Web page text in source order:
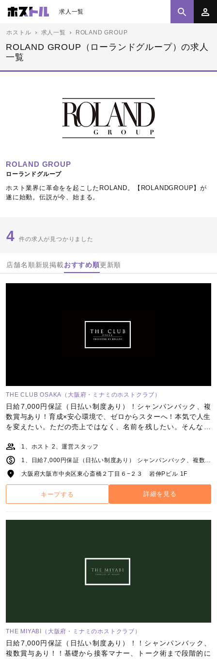
求人一覧
ホストル 求人一覧 ROLAND GROUP
ROLAND GROUP（ローランドグループ）の求人
一覧
ROLAND GROUP
ローランドグループ
ホスト業界に革命をを起こしたROLAND。【ROLANDGROUP】が
遂に始動。伝説が今、始まる。
4 件の求人が見つかりました
店舗名順新規掲載おすすめ順更新順
THE CLUB OSAKA（大阪府・ミナミのホストクラブ）
日給7,000円保証（日払い制度あり）！シャンパンバック、複
数賞与あり！育成×安心環境で、ゼロからスターへ！本気で人生
を変えたい。ただの売上ではなく、名前を残したい。そんなあ
1、ホスト 2、運営スタッフ
1、日給7,000円保証（日払い制度あり） シャンパンバック、複数賞与あり。 詳細は面接時にご説明させていただきます。 2、月給30万円〜（日払い制度あり、昇給制度あり） 業界最高峰インセンティブ制度あり。 その他詳細は面接時にご説明させていただきます。
大阪府大阪市中央区東心斎橋２丁目６−２３ 岩伸Pビル 1F
キープする 詳細を見る
THE MIYABI（大阪府・ミナミのホストクラブ）
日給7,000円保証（日払い制度あり）！！シャンパンバック、
複数賞与あり！！基礎から接客マナー、トーク術まで段階的に